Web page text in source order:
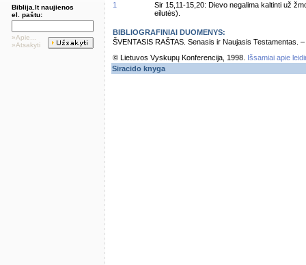
Biblija.lt naujienos
el. paštu:
»Apie...
»Atsakyti
1
Sir 15,11-15,20: Dievo negalima kaltinti už
eilutės).
BIBLIOGRAFINIAI DUOMENYS:
ŠVENTASIS RAŠTAS. Senasis ir Naujasis Testamentas.
© Lietuvos Vyskupų Konferencija, 1998.
Išsamiai apie
Siracido knyga